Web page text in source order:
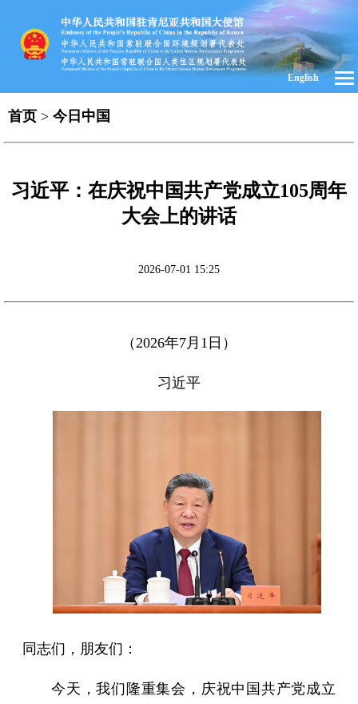
English
首页 > 今日中国
​习近平：在庆祝中国共产党成立105周年
大会上的讲话
2026-07-01 15:25
（2026年7月1日）
习近平
同志们，朋友们：
今天，我们隆重集会，庆祝中国共产党成立